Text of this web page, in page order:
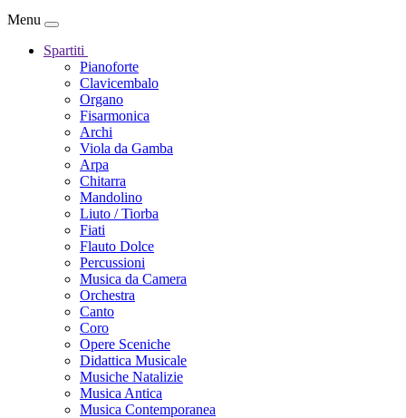
Menu
Spartiti
Pianoforte
Clavicembalo
Organo
Fisarmonica
Archi
Viola da Gamba
Arpa
Chitarra
Mandolino
Liuto / Tiorba
Fiati
Flauto Dolce
Percussioni
Musica da Camera
Orchestra
Canto
Coro
Opere Sceniche
Didattica Musicale
Musiche Natalizie
Musica Antica
Musica Contemporanea